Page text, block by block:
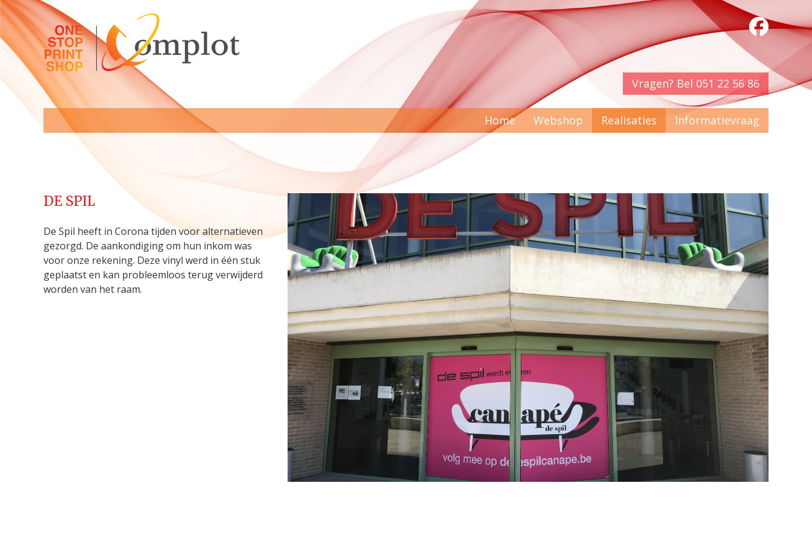
Home Webshop Realisaties Informatievraag
Vragen? Bel 051 22 56 86
DE SPIL
De Spil heeft in Corona tijden voor alternatieven
gezorgd. De aankondiging om hun inkom was
voor onze rekening. Deze vinyl werd in één stuk
geplaatst en kan probleemloos terug verwijderd
worden van het raam.